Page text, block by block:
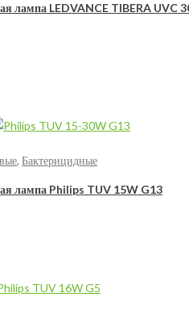
лампа LEDVANCE TIBERA UVC
, Бактерицидные
лампа Philips TUV 15W G13